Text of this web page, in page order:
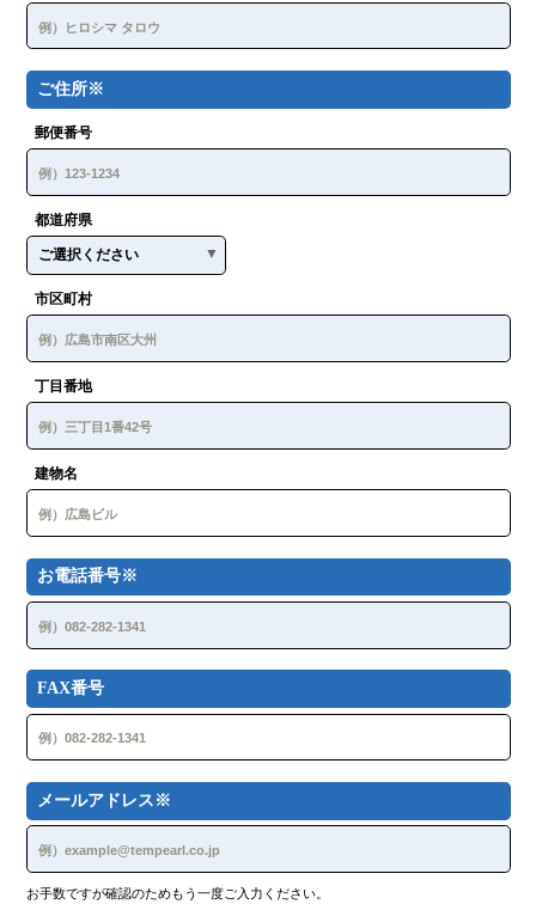
し，地震，津波，台風，豪雨，落雷，火災，停電などの災
害、または、当社に帰責性がない事故などにより，１年未
満の履歴データを喪失した場合，当社は，ユーザーまたは
第三者が被ったいかなる不利益または損害についても，一
切の責任を負いません。
本システムの履歴データの所有権は当社に帰属し，当社の
ザー価値向上や販売促進のために利用できるものとしま
す。
ユーザーは，本システムの利用にあたり，以下の行為をしてはな
りません。
法令または公序良俗に違反する行為
本システムを使用して特許権，意匠権等の知的財産権を取
得する行為
たはネットワークの機能を破壊したり，妨害したりする行
為
本システムの運営を妨害する行為及び支障をきたすおそれ
不正アクセスをし，またはこれを試みる行為
他のユーザーに関する個人情報等を収集または蓄積する行
本システムの他のユーザーまたはその他の第三者に不利
当社が許諾しない本システム上での宣伝，広告，勧誘，ま
たは営業行為
本システムに関連して，反社会的勢力に対して直接または
間接に利益を供与する行為
本システムを用いた二次的利用，その他，当社が不適切と
判断する行為
当社は，以下のいずれかの事由があると判断した場合，ユ
ーザーに事前に通知することなく本システムの全部または
一部の提供を停止または中断することができるものとしま
す。
検または更新を行う場合
ご住所※
郵便番号
都道府県
市区町村
丁目番地
建物名
お電話番号※
FAX番号
メールアドレス※
お手数ですが確認のためもう一度ご入力ください。